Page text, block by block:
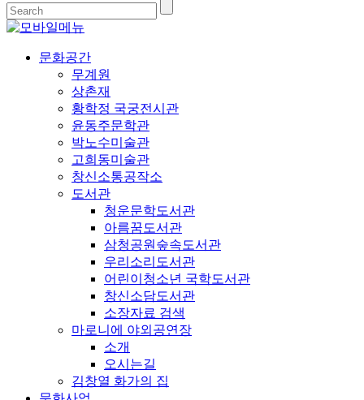
문화공간
무계원
상촌재
황학정 국궁전시관
윤동주문학관
박노수미술관
고희동미술관
창신소통공작소
도서관
청운문학도서관
아름꿈도서관
삼청공원숲속도서관
우리소리도서관
어린이청소년 국학도서관
창신소담도서관
소장자료 검색
마로니에 야외공연장
소개
오시는길
김창열 화가의 집